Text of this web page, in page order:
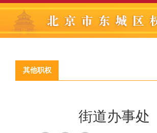
其他职权
街道办事处